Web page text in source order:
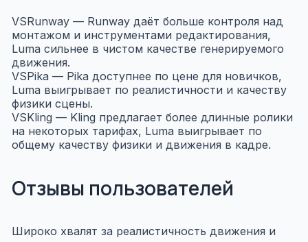
VSRunway— Runway даёт больше контроля над
монтажом и инструментами редактирования,
Luma сильнее в чистом качестве генерируемого
движения.
VSPika — Pika доступнее по цене для новичков,
Luma выигрывает по реалистичности и качеству
физики сцены.
VSKling — Kling предлагает более длинные ролики
на некоторых тарифах, Luma выигрывает по
общему качеству физики и движения в кадре.
Отзывы пользователей
Широко хвалят за реалистичность движения и